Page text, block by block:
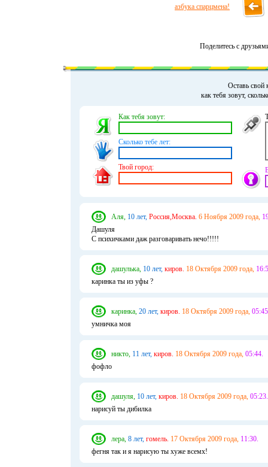
азбука спарцмена!
Поделитесь с
Оставь свой
как тебя зовут,
Как тебя зовут:
Сколько тебе лет:
Твой город:
Аля, 10 лет, Россия,Москва. 6 Ноября 2009 года,
Дашуля
С психичками даж разговаривать нечо!!!!!
дашулька, 10 лет, киров. 18 Октября 2009 года,
каринка ты из уфы ?
каринка, 20 лет, киров. 18 Октября 2009 года,
умничка моя
никто, 11 лет, киров. 18 Октября 2009 года, 05:44.
фофло
дашуля, 10 лет, киров. 18 Октября 2009 года, 05:23.
нарисуй ты дибилка
лера, 8 лет, гомель. 17 Октября 2009 года, 11:30.
фегня так и я нарисую ты хуже всемх!